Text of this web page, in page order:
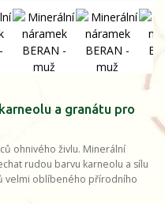
a granátu pro
ohnivého živlu. Minerální
rudou barvu karneolu a sílu
velmi oblíbeného přírodního